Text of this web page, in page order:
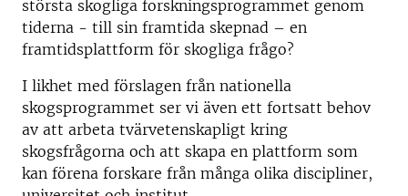
största skogliga forskningsprogrammet genom
tiderna - till sin framtida skepnad – en
framtidsplattform för skogliga frågo?
I likhet med förslagen från nationella
skogsprogrammet ser vi även ett fortsatt behov
av att arbeta tvärvetenskapligt kring
skogsfrågorna och att skapa en plattform som
kan förena forskare från många olika discipliner,